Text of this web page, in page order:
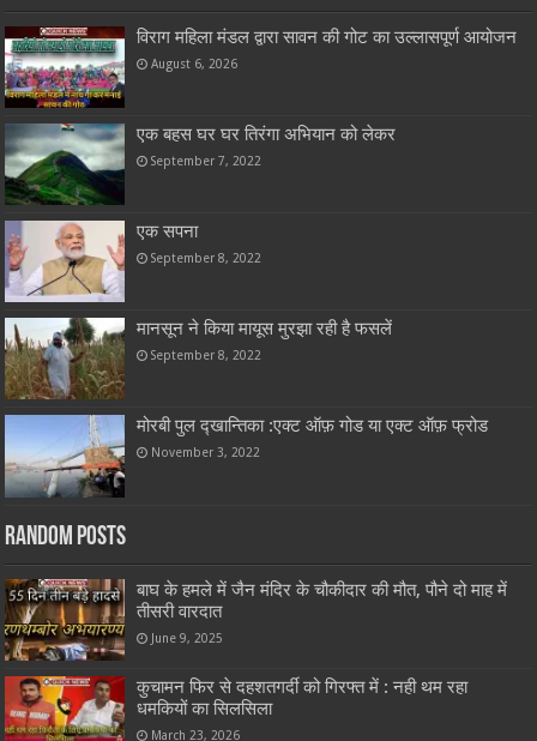
विराग महिला मंडल द्वारा सावन की गोट का उल्लासपूर्ण आयोजन
August 6, 2026
एक बहस घर घर तिरंगा अभियान को लेकर
September 7, 2022
एक सपना
September 8, 2022
मानसून ने किया मायूस मुरझा रही है फसलें
September 8, 2022
मोरबी पुल द्खान्तिका :एक्ट ऑफ़ गोड या एक्ट ऑफ़ फ्रोड
November 3, 2022
Random Posts
बाघ के हमले में जैन मंदिर के चौकीदार की मौत, पौने दो माह में
तीसरी वारदात
June 9, 2025
कुचामन फिर से दहशतगर्दी को गिरफ्त में : नही थम रहा
धमकियों का सिलसिला
March 23, 2026